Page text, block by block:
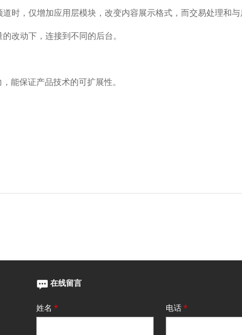
时，仅增加应用层模块，改变内容展示格式，而交易处理和与
改动下，连接到不同的后台。
能保证产品技术的可扩展性。
在线留言
姓名 * 电话*